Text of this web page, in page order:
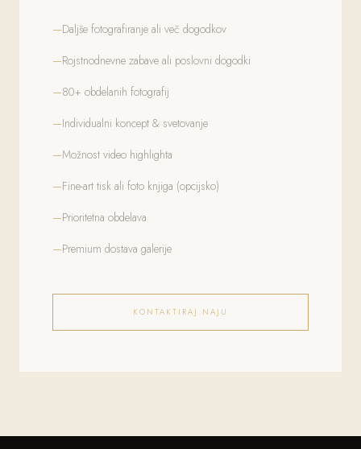
Daljše fotografiranje ali več dogodkov
Rojstnodnevne zabave ali poslovni dogodki
80+ obdelanih fotografij
Individualni koncept & svetovanje
Možnost video highlighta
Fine-art tisk ali foto knjiga (opcijsko)
Prioritetna obdelava
Premium dostava galerije
KONTAKTIRAJ NAJU